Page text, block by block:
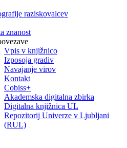
raziskovalcev
znanost
Vpis v knjižnico
Izposoja gradiv
Navajanje virov
Kontakt
Cobiss+
Akademska digitalna zbirka
Digitalna knjižnica UL
Repozitorij Univerze v Ljubljani
(RUL)